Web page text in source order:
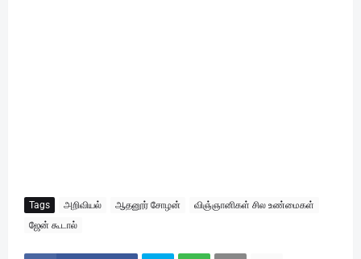
Tags அறிவியல் ஆதனூர் சோழன்
விஞ்ஞானிகள் சில உண்மைகள்
ஜேன் கூடால்